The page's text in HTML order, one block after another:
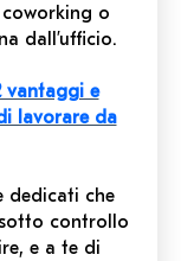
o
dall’ufficio.
vantaggi e
lavorare da
dedicati che
controllo
e a te di